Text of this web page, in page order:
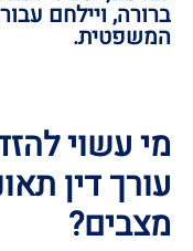
ברורה, ויילחם
המשפטית.
מי עשוי
עורך דין
מצבים?